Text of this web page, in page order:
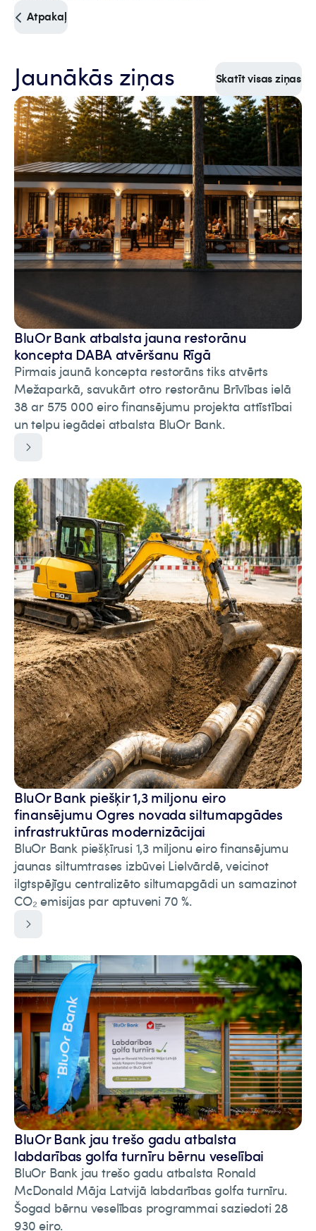
Atpakaļ
Jaunākās ziņas Skatīt visas ziņas
BluOr Bank atbalsta jauna restorānu
koncepta DABA atvēršanu Rīgā
Pirmais jaunā koncepta restorāns tiks atvērts
Mežaparkā, savukārt otro restorānu Brīvības ielā
38 ar 575 000 eiro finansējumu projekta attīstībai
un telpu iegādei atbalsta BluOr Bank.
BluOr Bank piešķir 1,3 miljonu eiro
finansējumu Ogres novada siltumapgādes
infrastruktūras modernizācijai
BluOr Bank piešķīrusi 1,3 miljonu eiro finansējumu
jaunas siltumtrases izbūvei Lielvārdē, veicinot
ilgtspējīgu centralizēto siltumapgādi un samazinot
CO₂ emisijas par aptuveni 70 %.
BluOr Bank jau trešo gadu atbalsta
labdarības golfa turnīru bērnu veselībai
BluOr Bank jau trešo gadu atbalsta Ronald
McDonald Māja Latvijā labdarības golfa turnīru.
Šogad bērnu veselības programmai saziedoti 28
930 eiro.